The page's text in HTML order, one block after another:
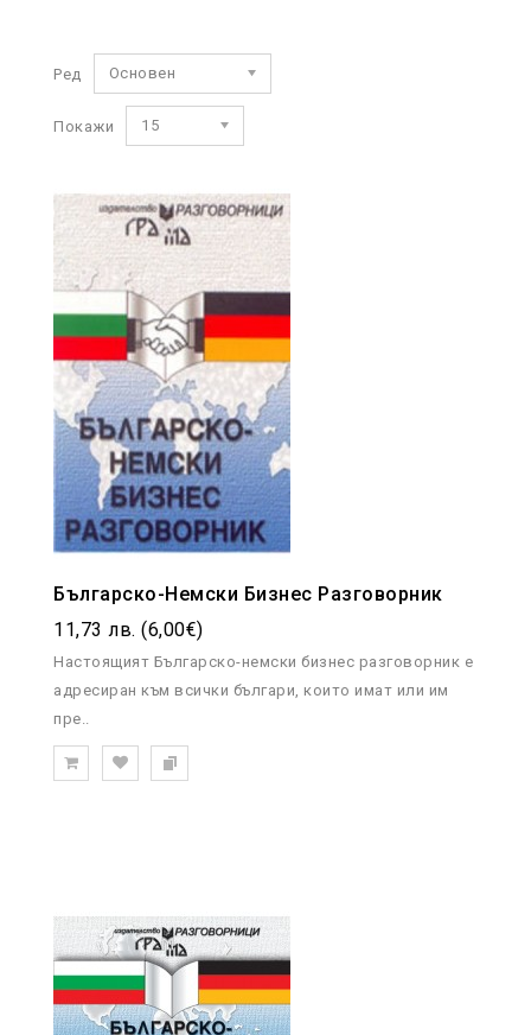
Ред Основен
Покажи 15
Българско-Немски Бизнес Разговорник
11,73 лв. (6,00€)
Настоящият Българско-немски бизнес разговорник е
адресиран към всички българи, които имат или им
пре..